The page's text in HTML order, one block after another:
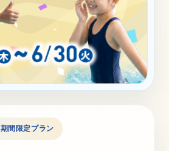
ズ
863-7264
22:00｜土祝 9:00～21:00
間限定プラン